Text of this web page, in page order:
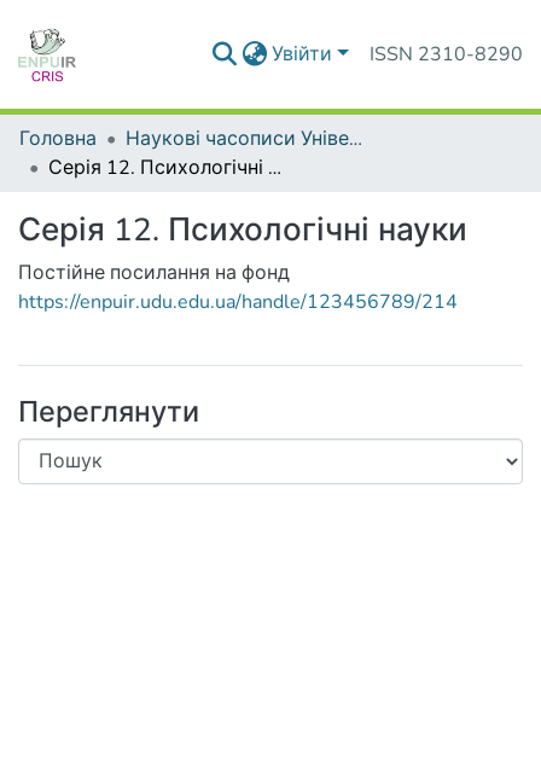
Увійти ISSN 2310-8290
Головна
Наукові часописи Університету
Серія 12. Психологічні науки
Серія 12. Психологічні науки
Постійне посилання на фонд
https://enpuir.udu.edu.ua/handle/123456789/214
Переглянути